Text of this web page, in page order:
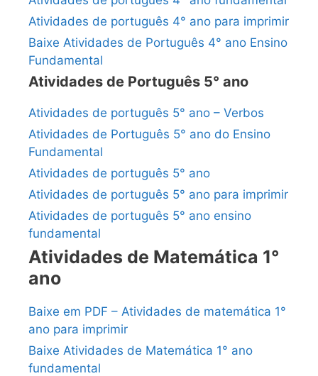
Atividades de português 4° ano para imprimir
Baixe Atividades de Português 4° ano Ensino
Fundamental
Atividades de Português 5° ano
Atividades de português 5° ano – Verbos
Atividades de Português 5° ano do Ensino
Fundamental
Atividades de português 5° ano
Atividades de português 5° ano para imprimir
Atividades de português 5° ano ensino
fundamental
Atividades de Matemática 1°
ano
Baixe em PDF – Atividades de matemática 1°
ano para imprimir
Baixe Atividades de Matemática 1° ano
fundamental